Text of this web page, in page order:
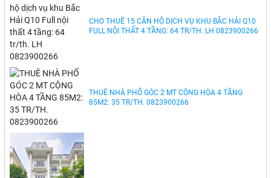
CHO THUÊ 15 CĂN HỘ DỊCH VỤ KHU BẮC HẢI Q10
FULL NỘI THẤT 4 TẦNG: 64 TR/TH. LH 0823900266
THUÊ NHÀ PHỐ GÓC 2 MT CỘNG HÒA 4 TẦNG
85M2: 35 TR/TH. 0823900266